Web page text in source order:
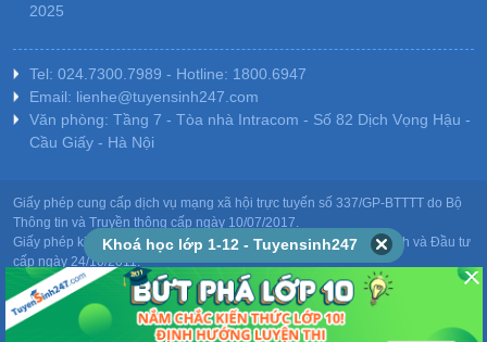
2025
Tel: 024.7300.7989 - Hotline: 1800.6947
Email: lienhe@tuyensinh247.com
Văn phòng: Tầng 7 - Tòa nhà Intracom - Số 82 Dịch Vọng Hậu -
Cầu Giấy - Hà Nội
Giấy phép cung cấp dịch vụ mạng xã hội trực tuyến số 337/GP-BTTTT do Bộ
Thông tin và Truyền thông cấp ngày 10/07/2017.
Giấy phép kinh doanh giáo dục: MST-0106478082 do Sở Kế hoạch và Đầu tư
cấp ngày 24/10/2011.
Chịu trách nhiệm nội dung: Phạm Đức Tuệ.
Khoá học lớp 1-12 - Tuyensinh247